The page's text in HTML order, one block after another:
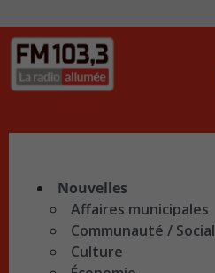
Nouvelles
Affaires municipales
Communauté / Social
Culture